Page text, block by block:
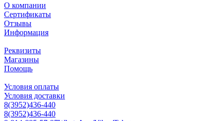
О компании
Сертификаты
Отзывы
Информация
Реквизиты
Магазины
Помощь
Условия оплаты
Условия доставки
8(3952)436-440
8(3952)436-440